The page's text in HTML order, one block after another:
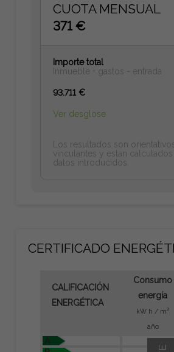
CUOTA MENSUAL
371 €
Importe total
Inmueble + gastos - entrada
93.711 €
Ver desglose
Los resultados son
vinculantes y estan
datos introducidos.
CERTIFICADO
CALIFICACIÓN
ENERGÉTICA
Consumo
energía
kW h / m2
año
A